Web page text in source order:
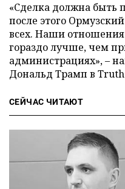
«Сделка должна быть
после этого
всех. Наши
гораздо лучше, чем
администрациях», –
Дональд Трамп в Truth
СЕЙЧАС ЧИТАЮТ